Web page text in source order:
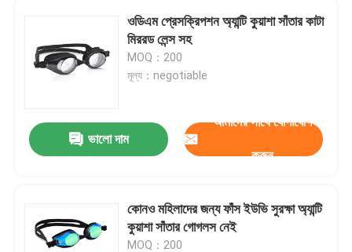
উদ্ধৃতির জন্য আবেদন
নিরাপত্তা চশমা গগলস
ওডিএম প্রেসক্রিপশন অ্যান্টি কুয়াশা সাঁতার কাটা
মিররড লেন্স সহ
MOQ：200
মূল্য：negotiable
ভালো দাম
আমাদের সাথে যোগাযোগ
করুন
কোনও মহিলাদের জন্য ফাঁস ইউভি সুরক্ষা অ্যান্টি
কুয়াশা সাঁতার গোগলস নেই
MOQ：200